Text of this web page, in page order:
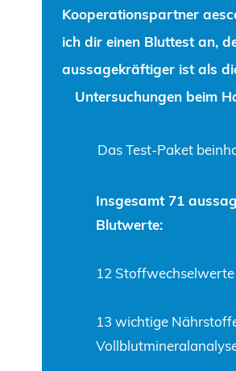
Kooperationspartner
ich dir einen Bluttest an,
aussagekräftiger ist als
Untersuchungen beim
Das Test-Paket
Insgesamt 71
Blutwerte:
12 Stoffwechselwerte
13 wichtige